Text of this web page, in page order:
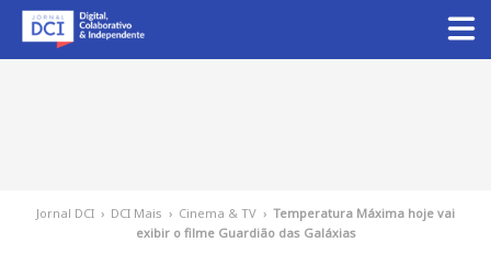
Jornal DCI › DCI Mais › Cinema & TV › Temperatura Máxima hoje vai
exibir o filme Guardião das Galáxias